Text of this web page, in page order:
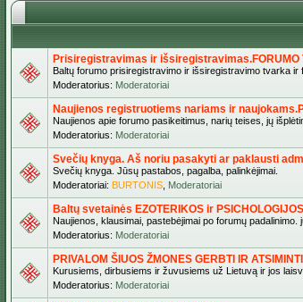
Prisiregistravimas ir išsiregistravimas.FORUMO
Baltų forumo prisiregistravimo ir išsiregistravimo tvarka
Moderatorius: Moderatoriai
Naujienos registruotiems nariams ir
Naujienos apie forumo pasikeitimus, narių teises, jų
Moderatorius: Moderatoriai
Svečių knyga. Aš noriu pasakyti ar paklausti
Svečių knyga. Jūsų pastabos, pagalba, palinkėjimai.
Moderatoriai: BURTONIS Moderatoriai
Baltų svetainės EZOTERIKOS ir
Naujienos, klausimai, pastebėjimai po forumų padalinimo.
Moderatorius: Moderatoriai
PRIVALOM ŠIUOS ŽMONES GERBTI IR ATSIMINTI
Kurusiems, dirbusiems ir žuvusiems už Lietuvą ir jos
Moderatorius: Moderatoriai